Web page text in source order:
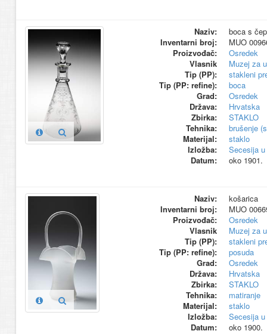
Naziv:
boca s
Inventarni broj:
MUO
Proizvođač:
Osredek
Vlasnik
Muzej za
Tip (PP):
stakleni
Tip (PP: refine):
boca
Grad:
Osredek
Država:
Hrvatska
Zbirka:
STAKLO
Tehnika:
brušenje
Materijal:
staklo
Izložba:
Secesija
Datum:
oko 1901.
Naziv:
košarica
Inventarni broj:
MUO
Proizvođač:
Osredek
Vlasnik
Muzej za
Tip (PP):
stakleni
Tip (PP: refine):
posuda
Grad:
Osredek
Država:
Hrvatska
Zbirka:
STAKLO
Tehnika:
matiranje
Materijal:
staklo
Izložba:
Secesija
Datum:
oko 1900.